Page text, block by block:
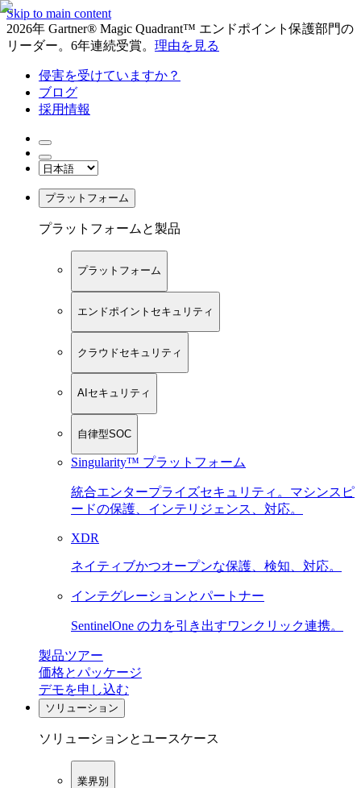
Skip to main content
2026年 Gartner® Magic Quadrant™ エンドポイント保護部門の
リーダー。6年連続受賞。 理由を見る
侵害を受けていますか？
ブログ
採用情報
プラットフォーム
プラットフォームと製品
プラットフォーム
エンドポイントセキュリティ
クラウドセキュリティ
AIセキュリティ
自律型SOC
Singularity™ プラットフォーム
統合エンタープライズセキュリティ。マシンスピ
ードの保護、インテリジェンス、対応。
XDR
ネイティブかつオープンな保護、検知、対応。
インテグレーションとパートナー
SentinelOne の力を引き出すワンクリック連携。
製品ツアー
価格とパッケージ
デモを申し込む
ソリューション
ソリューションとユースケース
業界別